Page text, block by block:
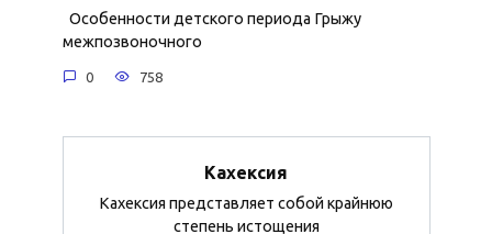
Особенности детского периода Грыжу
межпозвоночного
0 758
Кахексия
Кахексия представляет собой крайнюю
степень истощения